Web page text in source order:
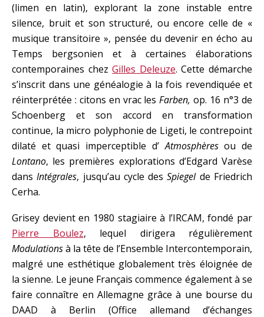
(limen en latin), explorant la zone instable entre
silence, bruit et son structuré, ou encore celle de «
musique transitoire », pensée du devenir en écho au
Temps bergsonien et à certaines élaborations
contemporaines chezGilles Deleuze. Cette démarche
s’inscrit dans une généalogie à la fois revendiquée et
réinterprétée : citons en vrac lesFarben, op. 16 n°3 de
Schoenberg et son accord en transformation
continue, la micro polyphonie de Ligeti, le contrepoint
dilaté et quasi imperceptible d’Atmosphèresou de
Lontano, les premières explorations d’Edgard Varèse
dansIntégrales, jusqu’au cycle desSpiegelde Friedrich
Cerha.
Grisey devient en 1980 stagiaire à l’IRCAM, fondé par
Pierre Boulez, lequel dirigera régulièrement
Modulationsà la tête de l’Ensemble Intercontemporain,
malgré une esthétique globalement très éloignée de
la sienne. Le jeune Français commence également à se
faire connaître en Allemagne grâce à une bourse du
DAAD à Berlin (Office allemand d’échanges